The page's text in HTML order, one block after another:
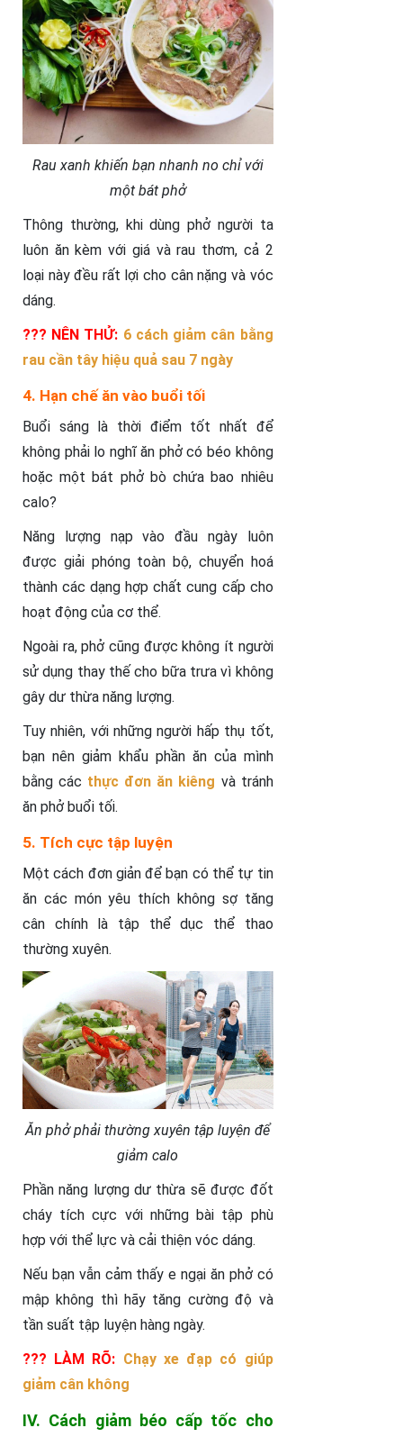
Rau xanh khiến bạn nhanh no chỉ với
một bát phở
Thông thường, khi dùng phở người ta
luôn ăn kèm với giá và rau thơm, cả 2
loại này đều rất lợi cho cân nặng và vóc
dáng.
??? NÊN THỬ: 6 cách giảm cân bằng
rau cần tây hiệu quả sau 7 ngày
4. Hạn chế ăn vào buổi tối
Buổi sáng là thời điểm tốt nhất để
không phải lo nghĩ ăn phở có béo không
hoặc một bát phở bò chứa bao nhiêu
calo?
Năng lượng nạp vào đầu ngày luôn
được giải phóng toàn bộ, chuyển hoá
thành các dạng hợp chất cung cấp cho
hoạt động của cơ thể.
Ngoài ra, phở cũng được không ít người
sử dụng thay thế cho bữa trưa vì không
gây dư thừa năng lượng.
Tuy nhiên, với những người hấp thụ tốt,
bạn nên giảm khẩu phần ăn của mình
bằng các thực đơn ăn kiêng và tránh
ăn phở buổi tối.
5. Tích cực tập luyện
Một cách đơn giản để bạn có thể tự tin
ăn các món yêu thích không sợ tăng
cân chính là tập thể dục thể thao
thường xuyên.
Ăn phở phải thường xuyên tập luyện để
giảm calo
Phần năng lượng dư thừa sẽ được đốt
cháy tích cực với những bài tập phù
hợp với thể lực và cải thiện vóc dáng.
Nếu bạn vẫn cảm thấy e ngại ăn phở có
mập không thì hãy tăng cường độ và
tần suất tập luyện hàng ngày.
??? LÀM RÕ: Chạy xe đạp có giúp
giảm cân không
IV. Cách giảm béo cấp tốc cho